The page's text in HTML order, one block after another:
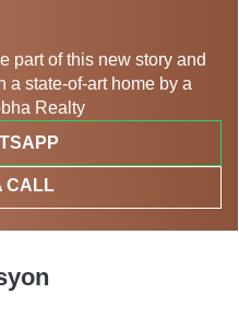
part of this new story and
a state-of-art home by a
Realty
CALL